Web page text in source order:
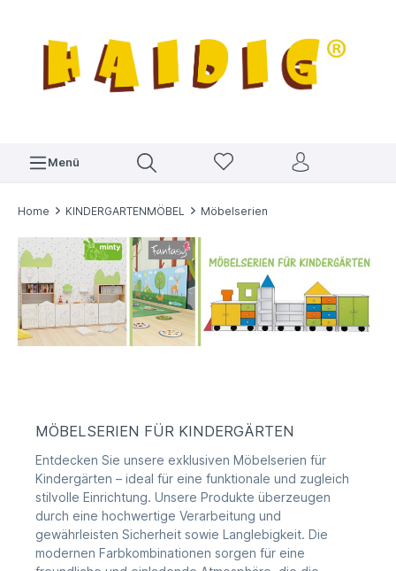
Menü
Home KINDERGARTENMÖBEL Möbelserien
MÖBELSERIEN FÜR KINDERGÄRTEN
Entdecken Sie unsere exklusiven Möbelserien für
Kindergärten – ideal für eine funktionale und zugleich
stilvolle Einrichtung. Unsere Produkte überzeugen
durch eine hochwertige Verarbeitung und
gewährleisten Sicherheit sowie Langlebigkeit. Die
modernen Farbkombinationen sorgen für eine